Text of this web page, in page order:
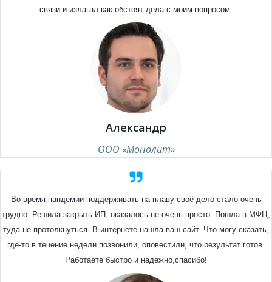
связи и излагал как обстоят дела с моим вопросом.
Александр
ООО «Монолит»
Во время пандемии поддерживать на плаву своё дело стало очень
трудно. Решила закрыть ИП, оказалось не очень просто. Пошла в МФЦ,
туда не протолкнуться. В интернете нашла ваш сайт. Что могу сказать,
где-то в течение недели позвонили, оповестили, что результат готов.
Работаете быстро и надежно,спасибо!